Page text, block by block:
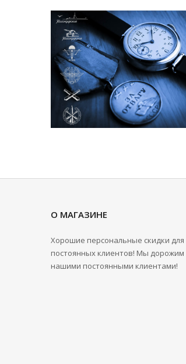
О МАГАЗИНЕ
Хорошие персональные скидки для
постоянных клиентов! Мы дорожим
нашими постоянными клиентами!